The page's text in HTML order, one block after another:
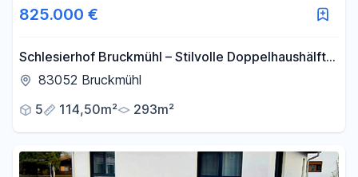
825.000 €
Schlesierhof Bruckmühl – Stilvolle Doppelhaushälfte
in hochwertiger Holzbauweise
83052 Bruckmühl
5
114,50m² 293m²